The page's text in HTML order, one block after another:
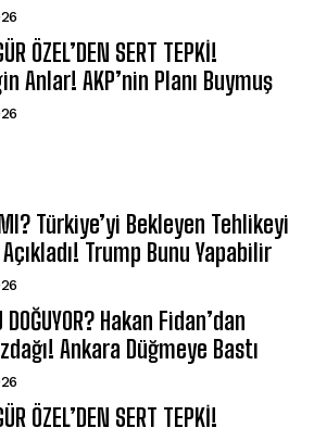
ÖZEL’DEN SERT TEPKİ!
Anlar! AKP’nin Planı Buymuş
MI? Türkiye’yi Bekleyen Tehlikeyi
Trump Bunu Yapabilir
DOĞUYOR? Hakan Fidan’dan
Ankara Düğmeye Bastı
ÖZEL’DEN SERT TEPKİ!